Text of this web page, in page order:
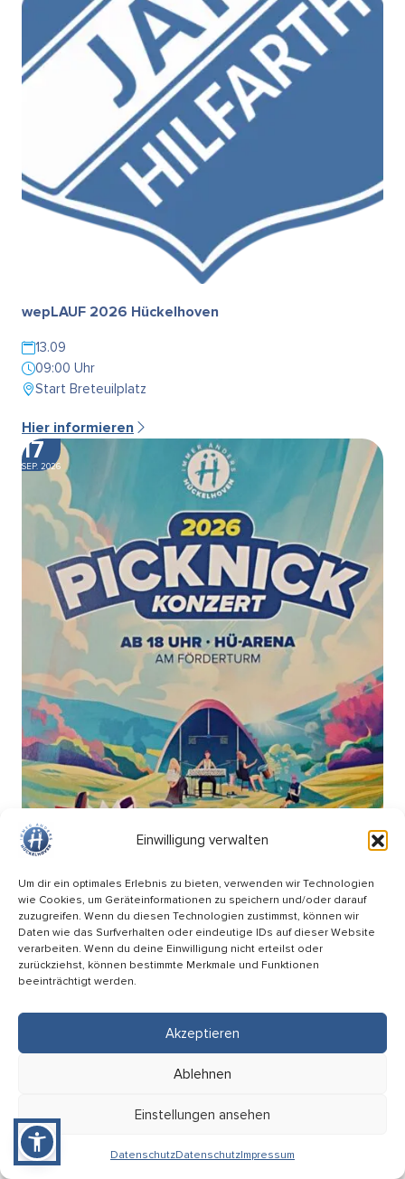
Einwilligung verwalten
Um dir ein optimales Erlebnis zu bieten, verwenden wir Technologien
wie Cookies, um Geräteinformationen zu speichern und/oder darauf
zuzugreifen. Wenn du diesen Technologien zustimmst, können wir
Daten wie das Surfverhalten oder eindeutige IDs auf dieser Website
verarbeiten. Wenn du deine Einwilligung nicht erteilst oder
zurückziehst, können bestimmte Merkmale und Funktionen
beeinträchtigt werden.
Akzeptieren
Ablehnen
Einstellungen ansehen
DatenschutzDatenschutzImpressum
wepLAUF 2026 Hückelhoven
13.09
09:00 Uhr
Start Breteuilplatz
Hier informieren
17
SEP. 2026
Picknick Konzert – Mitsing-Konzert mit den
HÜ-Arena am Förderturm
Eintritt: Frei